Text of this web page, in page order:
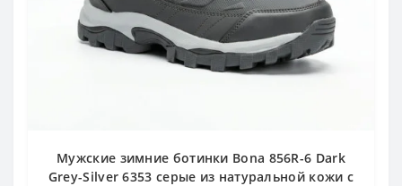
Мужские зимние ботинки Bona 856R-6 Dark
Grey-Silver 6353 серые из натуральной кожи с